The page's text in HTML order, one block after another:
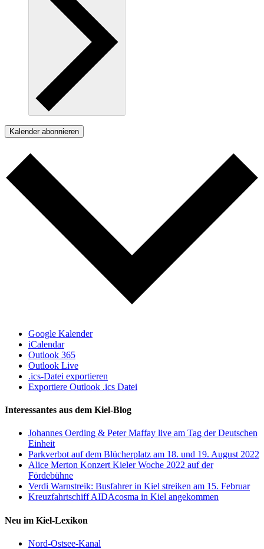
Kalender abonnieren
Google Kalender
iCalendar
Outlook 365
Outlook Live
.ics-Datei exportieren
Exportiere Outlook .ics Datei
Interessantes aus dem Kiel-Blog
Johannes Oerding & Peter Maffay live am Tag der Deutschen
Einheit
Parkverbot auf dem Blücherplatz am 18. und 19. August 2022
Alice Merton Konzert Kieler Woche 2022 auf der
Fördebühne
Verdi Warnstreik: Busfahrer in Kiel streiken am 15. Februar
Kreuzfahrtschiff AIDAcosma in Kiel angekommen
Neu im Kiel-Lexikon
Nord-Ostsee-Kanal